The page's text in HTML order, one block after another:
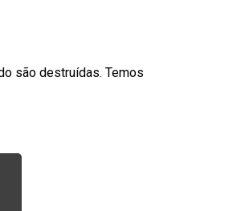
são destruídas. Temos